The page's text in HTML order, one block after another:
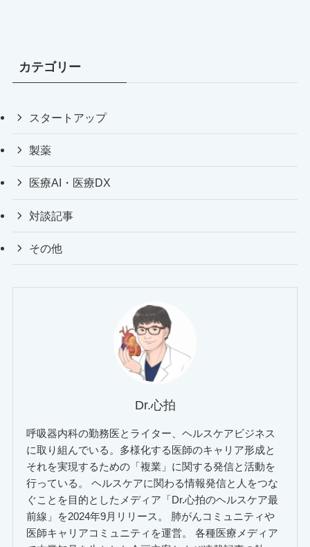
カテゴリー
スタートアップ
製薬
医療AI・医療DX
対談記事
その他
Dr.心拍
呼吸器内科の勤務医とライター、ヘルスケアビジネス
に取り組んでいる。多様化する医師のキャリア形成と
それを実現するための「複業」に関する発信と活動を
行っている。 ヘルスケアに関わる情報発信と人をつな
ぐことを目的としたメディア「Dr.心拍のヘルスケア最
前線」を2024年9月リリース。 肺がんコミュニティや
医師キャリアコミュニティを運営。 各種医療メディア